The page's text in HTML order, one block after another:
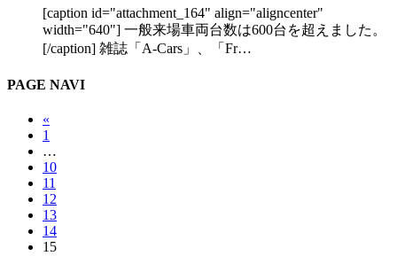
[caption id="attachment_164" align="aligncenter"
width="640"] 一般来場車両台数は600台を超えました。
[/caption] 雑誌「A-Cars」、「Fr…
PAGE NAVI
«
1
…
10
11
12
13
14
15